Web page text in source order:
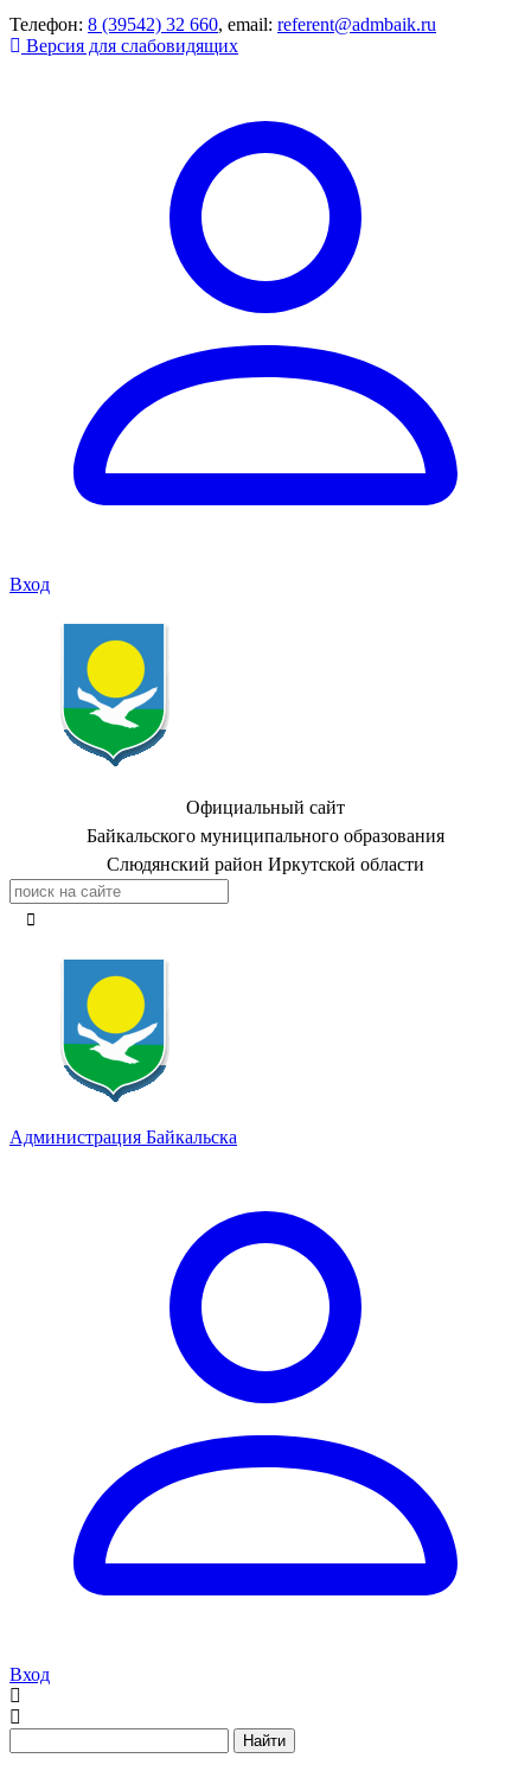
Телефон: 8 (39542) 32 660, email: referent@admbaik.ru
Версия для слабовидящих
Вход
Официальный сайт
Байкальского муниципального образования
Слюдянский район Иркутской области
Администрация Байкальска
Вход
Найти